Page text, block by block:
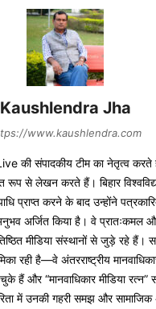
Kaushlendra Jha
www.kaushlendra.com
की संपादकीय टीम का नेतृत्व करते
रूप से लेखन करते हैं। बिहार
प्राप्त करने के बाद उन्होंने
अर्जित किया है। वे प्रातःकमल और
मीडिया संस्थानों से जुड़े रहे हैं।
रही है—वे अंतरराष्ट्रीय
हैं और “मानवाधिकार मीडिया रत्न”
में उनकी गहरी समझ और